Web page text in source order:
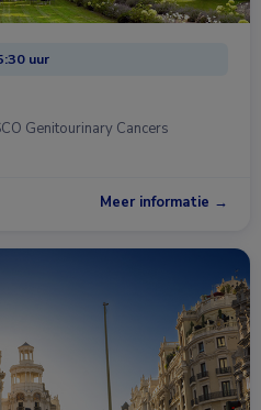
uur
Genitourinary Cancers
Meer informatie →